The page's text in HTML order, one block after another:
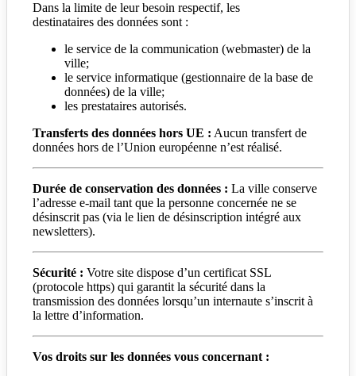
Dans la limite de leur besoin respectif, les
destinataires des données sont :
le service de la communication (webmaster) de la
ville;
le service informatique (gestionnaire de la base de
données) de la ville;
les prestataires autorisés.
Transferts des données hors UE : Aucun transfert de
données hors de l’Union européenne n’est réalisé.
Durée de conservation des données : La ville conserve
l’adresse e-mail tant que la personne concernée ne se
désinscrit pas (via le lien de désinscription intégré aux
newsletters).
Sécurité : Votre site dispose d’un certificat SSL
(protocole https) qui garantit la sécurité dans la
transmission des données lorsqu’un internaute s’inscrit à
la lettre d’information.
Vos droits sur les données vous concernant :